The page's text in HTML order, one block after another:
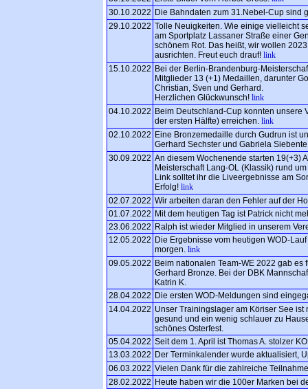
30.10.2022 Die Bahndaten zum 31.Nebel-Cup sind
29.10.2022 Tolle Neuigkeiten. Wie einige vielleicht
am Sportplatz Lassaner Straße einer
schönem Rot. Das heißt, wir wollen
ausrichten. Freut euch drauf! link
15.10.2022 Bei der Berlin-Brandenburg-
Mitglieder 13 (+1) Medaillen, darunter
Christian, Sven und Gerhard.
Herzlichen Glückwunsch! link
04.10.2022 Beim Deutschland-Cup konnten unsere
der ersten Hälfte) erreichen. link
02.10.2022 Eine Bronzemedaille durch Gudrun ist
Gerhard Sechster und Gabriela
30.09.2022 An diesem Wochenende starten 19(+3)
Meisterschaft Lang-OL (Klassik) rund
Link solltet ihr die Liveergebnisse am
Erfolg! link
02.07.2022 Wir arbeiten daran den Fehler auf der
01.07.2022 Mit dem heutigen Tag ist Patrick nicht
23.06.2022 Ralph ist wieder Mitglied in unserem
12.05.2022 Die Ergebnisse vom heutigen WOD-
morgen. link
09.05.2022 Beim nationalen Team-WE 2022 gab es
Gerhard Bronze. Bei der DBK
Katrin K.
28.04.2022 Die ersten WOD-Meldungen sind
14.04.2022 Unser Trainingslager am Köriser See
gesund und ein wenig schlauer zu
schönes Osterfest.
05.04.2022 Seit dem 1. April ist Thomas A. stolzer
13.03.2022 Der Terminkalender wurde aktualisiert,
06.03.2022 Vielen Dank für die zahlreiche
28.02.2022 Heute haben wir die 100er Marken bei